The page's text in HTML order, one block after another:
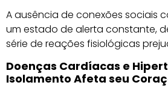
A ausência de conexões sociais
um estado de alerta constante,
série de reações fisiológicas
Doenças Cardíacas e
Isolamento Afeta seu